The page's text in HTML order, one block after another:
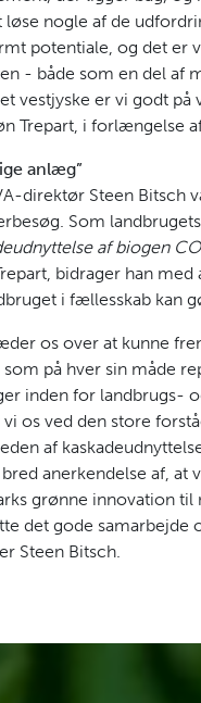
løse nogle af de
potentiale, og det er
- både som en del af
vestjyske er vi godt
Trepart, i forlængelse
anlæg”
direktør Steen Bitsch
Som
af biogen
bidrager han
i fællesskab kan
os over at kunne
på hver sin måde
inden for landbrugs-
os ved den store
af
anerkendelse af, at
grønne innovation
det gode samarbejde
Steen Bitsch.